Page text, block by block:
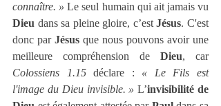
connaître. »
Dieu dans sa pleine gloire, c’est Jésus. C'est
donc par Jésus que nous pouvons avoir une
meilleure compréhension de Dieu
, car
Colossiens 1.15 déclare : « Le Fils est
l'image du Dieu invisible. » L’invisibilité de